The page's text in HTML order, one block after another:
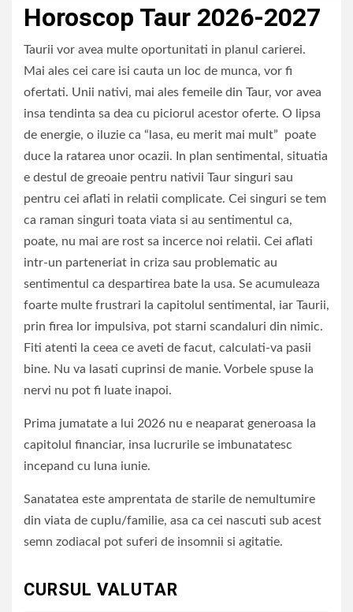
Horoscop Taur 2026-2027
Taurii vor avea multe oportunitati in planul carierei.
Mai ales cei care isi cauta un loc de munca, vor fi
ofertati. Unii nativi, mai ales femeile din Taur, vor avea
insa tendinta sa dea cu piciorul acestor oferte. O lipsa
de energie, o iluzie ca “lasa, eu merit mai mult” poate
duce la ratarea unor ocazii. In plan sentimental, situatia
e destul de greoaie pentru nativii Taur singuri sau
pentru cei aflati in relatii complicate. Cei singuri se tem
ca raman singuri toata viata si au sentimentul ca,
poate, nu mai are rost sa incerce noi relatii. Cei aflati
intr-un parteneriat in criza sau problematic au
sentimentul ca despartirea bate la usa. Se acumuleaza
foarte multe frustrari la capitolul sentimental, iar Taurii,
prin firea lor impulsiva, pot starni scandaluri din nimic.
Fiti atenti la ceea ce aveti de facut, calculati-va pasii
bine. Nu va lasati cuprinsi de manie. Vorbele spuse la
nervi nu pot fi luate inapoi.
Prima jumatate a lui 2026 nu e neaparat generoasa la
capitolul financiar, insa lucrurile se imbunatatesc
incepand cu luna iunie.
Sanatatea este amprentata de starile de nemultumire
din viata de cuplu/familie, asa ca cei nascuti sub acest
semn zodiacal pot suferi de insomnii si agitatie.
CURSUL VALUTAR